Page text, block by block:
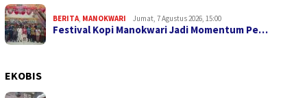
BERITA MANOKWARI Jumat, 7 Agustus 2026, 15:00
Festival Kopi Manokwari Jadi Momentum Pe…
EKOBIS